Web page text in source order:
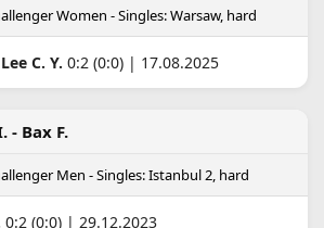
Women - Singles: Warsaw, hard
Lee C. Y. 0:2 (0:0) | 17.08.2025
- Bax F.
Men - Singles: Istanbul 2, hard
0:2 (0:0) | 29.12.2023